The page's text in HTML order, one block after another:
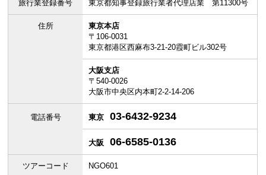
旅行業登録番号 東京都知事登録旅行業者代理店業 第11300号
住所
東京本店
〒106-0031
東京都港区西麻布3-21-20霞町ビル302号
大阪支店
〒540-0026
大阪市中央区内本町2-2-14-206
電話番号 東京 03-6432-9234
大阪 06-6585-0136
ツアーコード NGO601